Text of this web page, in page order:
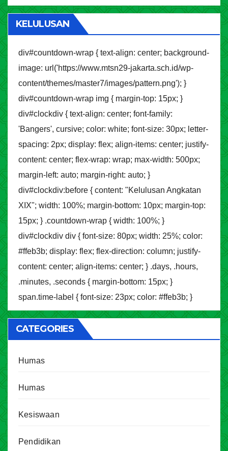
KELULUSAN
div#countdown-wrap { text-align: center; background-
image: url('https://www.mtsn29-jakarta.sch.id/wp-
content/themes/master7/images/pattern.png'); }
div#countdown-wrap img { margin-top: 15px; }
div#clockdiv { text-align: center; font-family:
'Bangers', cursive; color: white; font-size: 30px; letter-
spacing: 2px; display: flex; align-items: center; justify-
content: center; flex-wrap: wrap; max-width: 500px;
margin-left: auto; margin-right: auto; }
div#clockdiv:before { content: "Kelulusan Angkatan
XIX"; width: 100%; margin-bottom: 10px; margin-top:
15px; } .countdown-wrap { width: 100%; }
div#clockdiv div { font-size: 80px; width: 25%; color:
#ffeb3b; display: flex; flex-direction: column; justify-
content: center; align-items: center; } .days, .hours,
.minutes, .seconds { margin-bottom: 15px; }
span.time-label { font-size: 23px; color: #ffeb3b; }
CATEGORIES
Humas
Humas
Kesiswaan
Pendidikan